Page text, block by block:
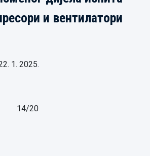
и вентилатори
1. 2025.
14/20